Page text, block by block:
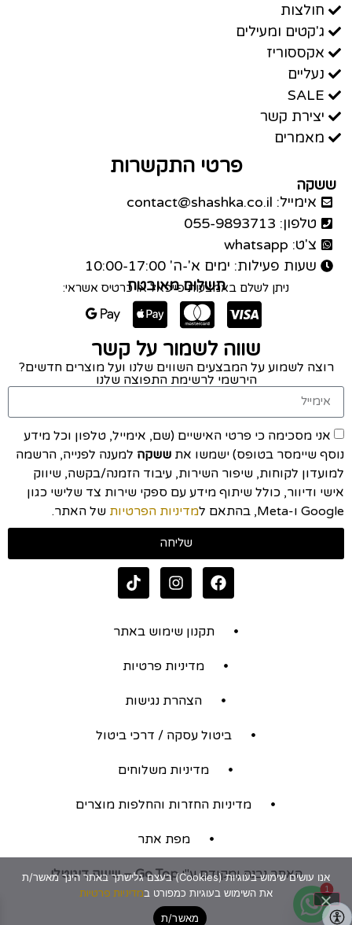
חולצות
ג'קטים ומעילים
אקססוריז
נעליים
SALE
יצירת קשר
מאמרים
פרטי התקשרות
ששקה
אימייל: contact@shashka.co.il
טלפון: 055-9893713
צ'ט: whatsapp
שעות פעילות: ימים א'-ה' 10:00-17:00
תשלום מאובטח
ניתן לשלם באמצעות פייפאל או כרטיס אשראי:
שווה לשמור על קשר
רוצה לשמוע על המבצעים השווים שלנו ועל מוצרים חדשים?
הירשמי לרשימת התפוצה שלנו
אני מסכימה כי פרטי האישיים (שם, אימייל, טלפון וכל מידע
נוסף שיימסר בטופס) ישמשו את ששקה למענה לפנייה, הרשמה
למועדון לקוחות, שיפור השירות, עיבוד הזמנה/בקשה, שיווק
אישי ודיוור, כולל שיתוף מידע עם ספקי שירות צד שלישי כגון
Google ו-Meta, בהתאם ל
מדיניות הפרטיות של האתר.
שליחה
תקנון שימוש באתר
מדיניות פרטיות
הצהרת נגישות
ביטול עסקה / דרכי ביטול
מדיניות משלוחים
מדיניות החזרות והחלפות מוצרים
מפת אתר
האתר נבנה ומקודם ע"יGo Top – שיווק דיגיטלי
אנו עושים שימוש בעוגיות (Cookies) בעצם גלישתך באתר הינך מאשר/ת
את השימוש בעוגיות כמפורט במדיניות פרטיות
מאשר/ת
1